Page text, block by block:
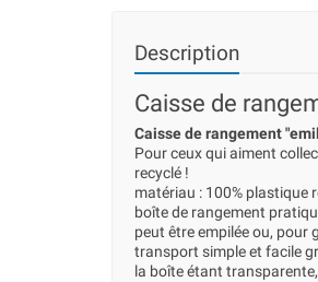
Description
Caisse de
Caisse de rangement
Pour ceux qui aiment
recyclé !
matériau : 100% plastique
boîte de rangement
peut être empilée ou, pour
transport simple et facile
la boîte étant